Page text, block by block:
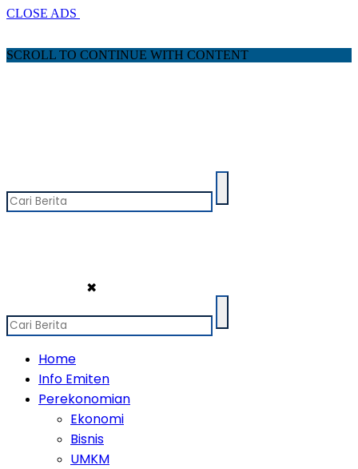
CLOSE ADS
SCROLL TO CONTINUE WITH CONTENT
✖
Home
Info Emiten
Perekonomian
Ekonomi
Bisnis
UMKM